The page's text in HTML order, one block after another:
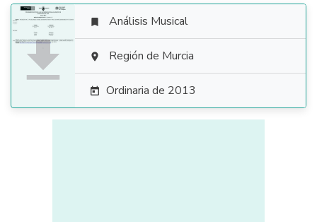

 Análisis Musical
 Región de Murcia
 Ordinaria de 2013